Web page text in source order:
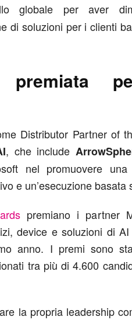
globale per aver
di soluzioni per i clienti
Distributor Partner of
, che include
nel promuovere una
e un’esecuzione basata
premiano i partner
device e soluzioni di
anno. I premi sono
tra più di 4.600
la propria leadership